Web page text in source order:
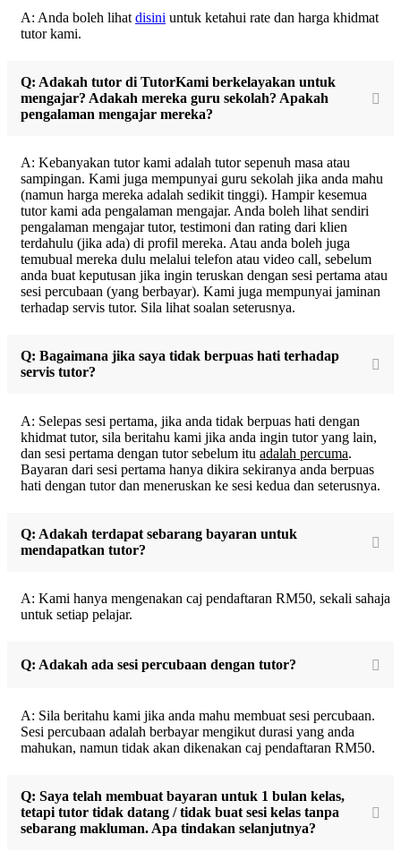
A: Anda boleh lihat disini untuk ketahui rate dan harga khidmat
tutor kami.
Q: Adakah tutor di TutorKami berkelayakan untuk
mengajar? Adakah mereka guru sekolah? Apakah
pengalaman mengajar mereka?
A: Kebanyakan tutor kami adalah tutor sepenuh masa atau
sampingan. Kami juga mempunyai guru sekolah jika anda mahu
(namun harga mereka adalah sedikit tinggi). Hampir kesemua
tutor kami ada pengalaman mengajar. Anda boleh lihat sendiri
pengalaman mengajar tutor, testimoni dan rating dari klien
terdahulu (jika ada) di profil mereka. Atau anda boleh juga
temubual mereka dulu melalui telefon atau video call, sebelum
anda buat keputusan jika ingin teruskan dengan sesi pertama atau
sesi percubaan (yang berbayar). Kami juga mempunyai jaminan
terhadap servis tutor. Sila lihat soalan seterusnya.
Q: Bagaimana jika saya tidak berpuas hati terhadap
servis tutor?
A: Selepas sesi pertama, jika anda tidak berpuas hati dengan
khidmat tutor, sila beritahu kami jika anda ingin tutor yang lain,
dan sesi pertama dengan tutor sebelum itu adalah percuma.
Bayaran dari sesi pertama hanya dikira sekiranya anda berpuas
hati dengan tutor dan meneruskan ke sesi kedua dan seterusnya.
Q: Adakah terdapat sebarang bayaran untuk
mendapatkan tutor?
A: Kami hanya mengenakan caj pendaftaran RM50, sekali sahaja
untuk setiap pelajar.
Q: Adakah ada sesi percubaan dengan tutor?
A: Sila beritahu kami jika anda mahu membuat sesi percubaan.
Sesi percubaan adalah berbayar mengikut durasi yang anda
mahukan, namun tidak akan dikenakan caj pendaftaran RM50.
Q: Saya telah membuat bayaran untuk 1 bulan kelas,
tetapi tutor tidak datang / tidak buat sesi kelas tanpa
sebarang makluman. Apa tindakan selanjutnya?